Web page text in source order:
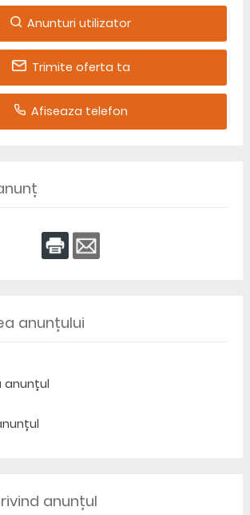
Anunturi utilizator
Trimite oferta ta
Afiseaza telefon
anunțului
anunțul
anunțul